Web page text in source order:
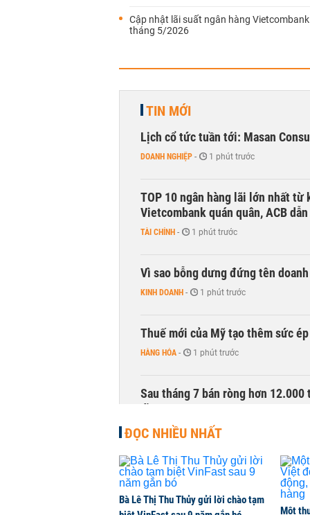
Cập nhật lãi suất ngân hàng
tháng 5/2026
TIN MỚI
Lịch cổ tức tuần tới: Masan
DOANH NGHIỆP - 1 phút trước
TOP 10 ngân hàng lãi lớn nhất từ
Vietcombank quán quân, ACB
TÀI CHÍNH - 1 phút trước
Vì sao bỗng dưng đứng tên
KINH DOANH - 1 phút trước
Thuế mới của Mỹ tạo thêm sức
HÀNG HÓA - 1 phút trước
Sau tháng 7 bán ròng hơn
đồng
CHỨNG KHOÁN - 1 phút trước
DatVietVAC lãi sau thuế 135 tỷ
DOANH NGHIỆP
ĐỌC NHIỀU NHẤT
Bà Lê Thị Thu Thủy gửi lời chào tạm
Một